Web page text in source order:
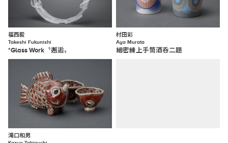
福西毅
Takeshi Fukunishi
*Glass Work〝邂逅〟
村田彩
Aya Murata
細密練上手筒酒呑二題
滝口和男